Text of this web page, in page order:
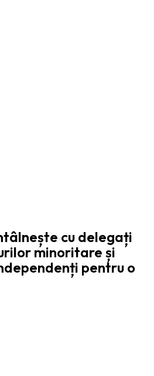
cu delegați
minoritare și
pentru o